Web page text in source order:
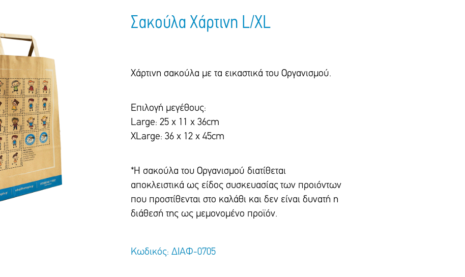
Σακούλα Χάρτινη L/XL
Χάρτινη σακούλα με τα εικαστικά του Οργανισμού.
Επιλογή μεγέθους:
Large: 25 x 11 x 36cm
XLarge: 36 x 12 x 45cm
*Η σακούλα του Οργανισμού διατίθεται
αποκλειστικά ως είδος συσκευασίας των προιόντων
που προστίθενται στο καλάθι και δεν είναι δυνατή η
διάθεσή της ως μεμονομένο προϊόν.
Κωδικός: ΔΙΑΦ-0705